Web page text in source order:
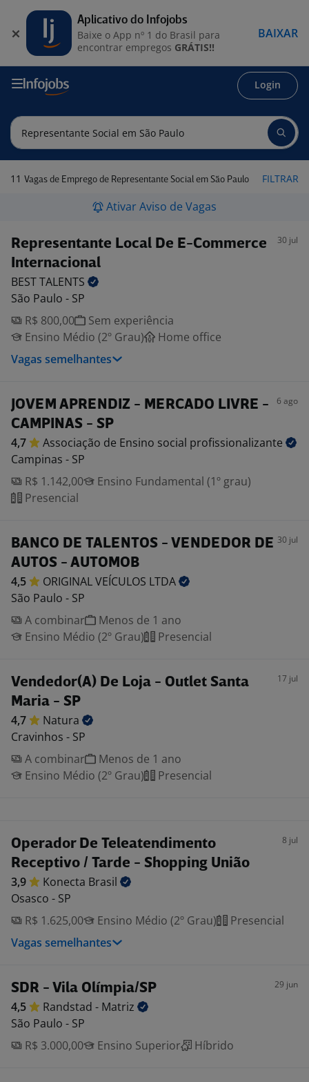
Login
11 Vagas de Emprego de Representante Social em São Paulo FILTRAR
Ativar Aviso de Vagas
Representante Local De E-Commerce
Internacional
30 jul
BESTTALENTS
São Paulo - SP
R$ 800,00
Sem experiência
Ensino Médio (2º Grau)
Home office
Vagas semelhantes
JOVEM APRENDIZ - MERCADO LIVRE -
CAMPINAS - SP
6 ago
4,7 Associação de Ensino social profissionalizante
Campinas - SP
R$ 1.142,00
Ensino Fundamental (1º grau)
Presencial
BANCO DE TALENTOS - VENDEDOR DE
AUTOS - AUTOMOB
30 jul
4,5 ORIGINAL VEÍCULOS LTDA
São Paulo - SP
A combinar
Menos de 1 ano
Ensino Médio (2º Grau)
Presencial
Vendedor(A) De Loja - Outlet Santa
Maria - SP
17 jul
4,7
Natura
Cravinhos - SP
A combinar
Menos de 1 ano
Ensino Médio (2º Grau)
Presencial
Operador De Teleatendimento
Receptivo / Tarde - Shopping União
8 jul
3,9 Konecta Brasil
Osasco - SP
R$ 1.625,00
Ensino Médio (2º Grau)
Presencial
Vagas semelhantes
SDR - Vila Olímpia/SP 29 jun
4,5 Randstad - Matriz
São Paulo - SP
R$ 3.000,00
Ensino Superior Híbrido
Aplicativo do Infojobs
Baixe o App nº 1 do Brasil para
encontrar empregos GRÁTIS!!
BAIXAR